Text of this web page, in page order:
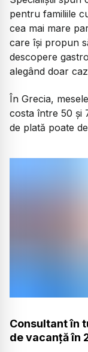
pentru familiile
cea mai mare
care își propun
descopere
alegând doar
În Grecia,
costa între 50 și
de plată poate
Consultant în
de vacanță în